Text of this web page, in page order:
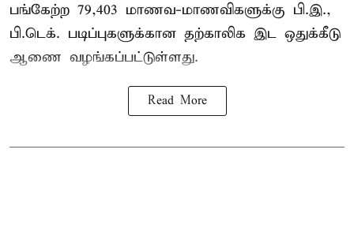
பங்கேற்ற 79,403 மாணவ-மாணவிகளுக்கு பி.இ.,
பி.டெக். படிப்புகளுக்கான தற்காலிக இட ஒதுக்கீடு
ஆணை வழங்கப்பட்டுள்ளது.
Read More